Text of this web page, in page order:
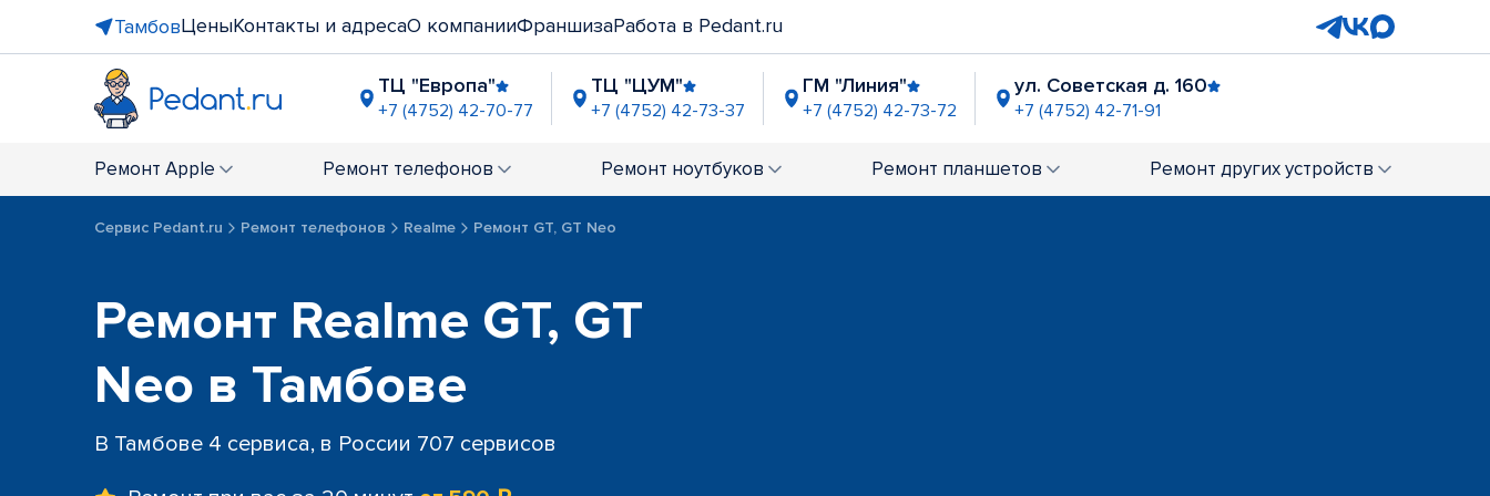
ТамбовЦеныКонтакты и адресаО компанииФраншизаРабота в Pedant.ru
ТЦ "Европа"
+7 (4752) 42-70-77
ТЦ "ЦУМ"
+7 (4752) 42-73-37
ГМ "Линия"
+7 (4752) 42-73-72
ул. Советская д. 160
+7 (4752) 42-71-91
Ремонт Apple Ремонт телефонов Ремонт ноутбуков Ремонт планшетов Ремонт других устройств
Сервис Pedant.ru Ремонт телефонов Realme Ремонт GT, GT Neo
Ремонт Realme GT, GT
Neo в Тамбове
В Тамбове 4 сервиса, в России 707 сервисов